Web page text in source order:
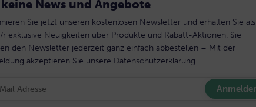
keine News und Angebote
Sie jetzt unseren kostenlosen Newsletter und erhalten Sie als
r exklusive Neuigkeiten über Produkte und Rabatt-Aktionen. Sie
den Newsletter jederzeit ganz einfach abbestellen – Mit der
akzeptieren Sie unsere Datenschutzerklärung.